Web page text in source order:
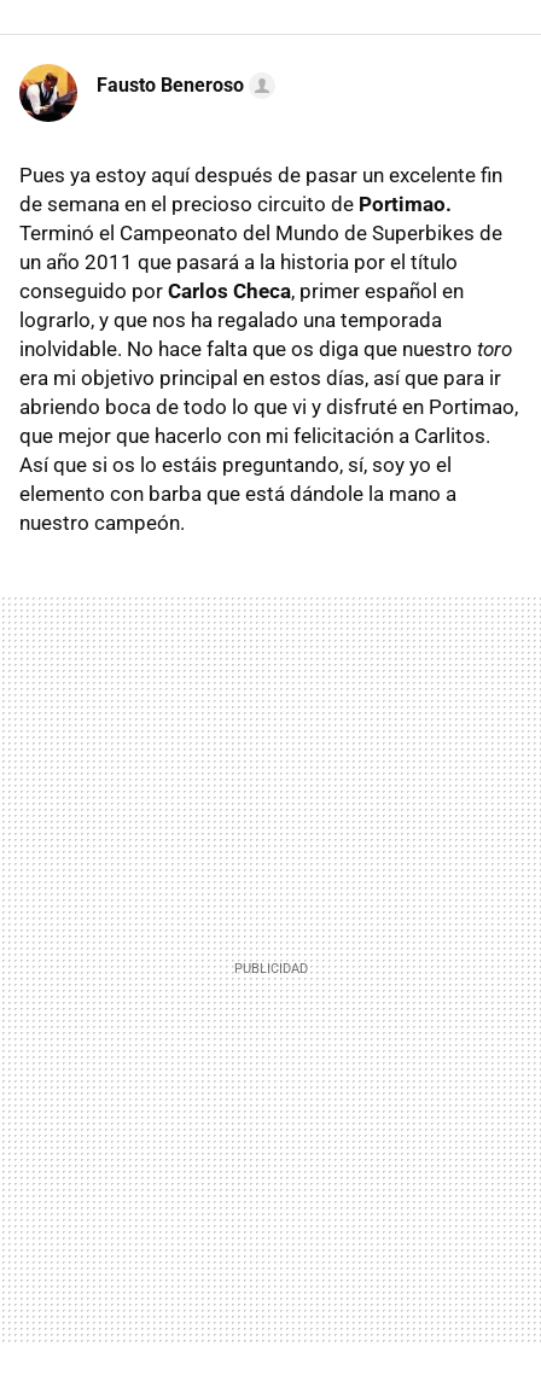
Fausto Beneroso
Pues ya estoy aquí después de pasar un excelente fin
de semana en el precioso circuito de Portimao.
Terminó el Campeonato del Mundo de Superbikes de
un año 2011 que pasará a la historia por el título
conseguido por Carlos Checa, primer español en
lograrlo, y que nos ha regalado una temporada
inolvidable. No hace falta que os diga que nuestro toro
era mi objetivo principal en estos días, así que para ir
abriendo boca de todo lo que vi y disfruté en Portimao,
que mejor que hacerlo con mi felicitación a Carlitos.
Así que si os lo estáis preguntando, sí, soy yo el
elemento con barba que está dándole la mano a
nuestro campeón.